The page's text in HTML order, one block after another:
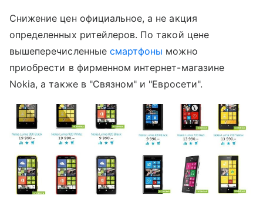
Снижение цен официальное, а не акция
определенных ритейлеров. По такой цене
вышеперечисленные смартфоны можно
приобрести в фирменном интернет-магазине
Nokia, а также в "Связном" и "Евросети".